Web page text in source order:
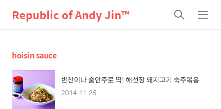
Republic of Andy Jin™
검
색
메
뉴
hoisin sauce
반찬이나 술안주로 딱! 해선장 돼지고기 숙주볶음
2014.11.25